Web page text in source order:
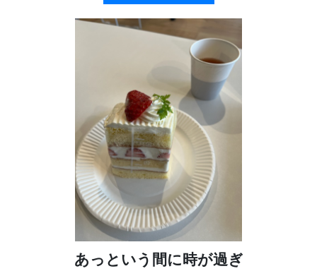
あっという間に時が過ぎ